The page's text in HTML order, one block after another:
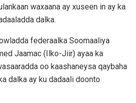
waxaana ay xuseen in ay ka
dalka.
federaalka Soomaaliya
Jaamac (Ilko-Jiir) ayaa ka
oo kaashaneysa qaybaha
dalka ay ku dadaali doonto